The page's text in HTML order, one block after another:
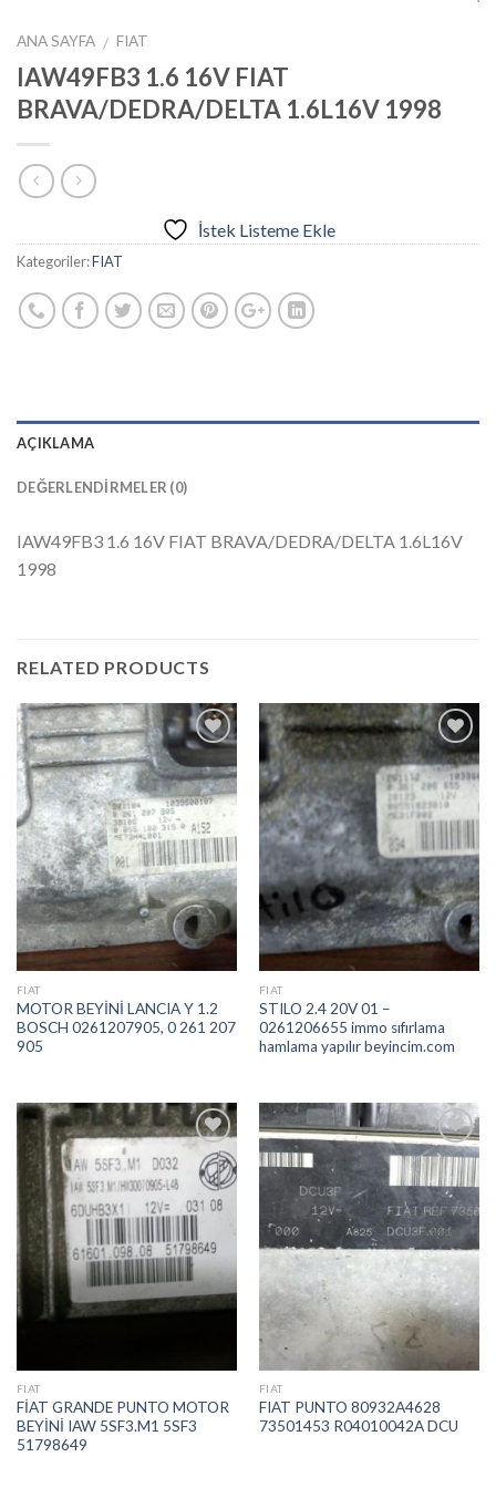
ANA SAYFA / FIAT
IAW49FB3 1.6 16V FIAT
BRAVA/DEDRA/DELTA 1.6L16V 1998
İstek Listeme Ekle
Kategoriler:FIAT
AÇIKLAMA
DEĞERLENDIRMELER (0)
IAW49FB3 1.6 16V FIAT BRAVA/DEDRA/DELTA 1.6L16V
1998
RELATED PRODUCTS
İstek
Listeme
Ekle
FIAT
MOTOR BEYİNİ LANCIA Y 1.2
BOSCH 0261207905, 0 261 207
905
İstek
Listeme
Ekle
FIAT
STILO 2.4 20V 01 –
0261206655 immo sıfırlama
hamlama yapılır beyincim.com
İstek
Listeme
FIAT
FİAT GRANDE PUNTO MOTOR
BEYİNİ IAW 5SF3.M1 5SF3
51798649
İstek
Listeme
Ekle
FIAT
FIAT PUNTO 80932A4628
73501453 R04010042A DCU